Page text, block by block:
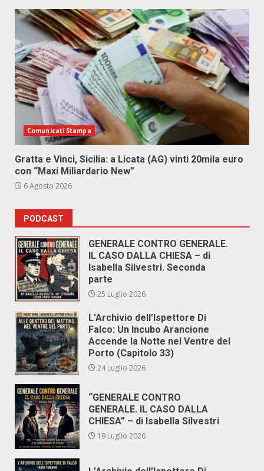
Comunicati Stampa
Gratta e Vinci, Sicilia: a Licata (AG) vinti 20mila euro
con “Maxi Miliardario New”
6 Agosto 2026
PODCAST
GENERALE CONTRO GENERALE.
IL CASO DALLA CHIESA – di
Isabella Silvestri. Seconda
parte
25 Luglio 2026
L’Archivio dell’Ispettore Di
Falco: Un Incubo Arancione
Accende la Notte nel Ventre del
Porto (Capitolo 33)
24 Luglio 2026
“GENERALE CONTRO
GENERALE. IL CASO DALLA
CHIESA” – di Isabella Silvestri
19 Luglio 2026